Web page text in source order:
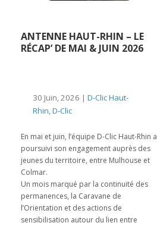
ANTENNE HAUT-RHIN – LE
RÉCAP’ DE MAI & JUIN 2026
30 Juin, 2026 | D-Clic Haut-
Rhin,D-Clic
En mai et juin, l’équipe D-Clic Haut-Rhin a
poursuivi son engagement auprès des
jeunes du territoire, entre Mulhouse et
Colmar.
Un mois marqué par la continuité des
permanences, la Caravane de
l’Orientation et des actions de
sensibilisation autour du lien entre